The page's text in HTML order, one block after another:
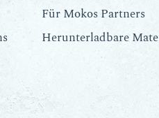
Für Mokos Partners
Herunterladbare